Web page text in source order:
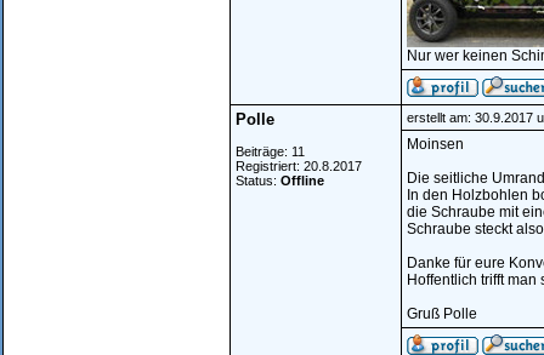
Nur wer keinen
Polle
Beiträge: 11
Registriert: 20.8.2017
Status: Offline
erstellt am: 30.9.2017
Moinsen
Die seitliche
In den Holzbohlen
die Schraube mit
Schraube steckt
Danke für eure
Hoffentlich trifft man
Gruß Polle